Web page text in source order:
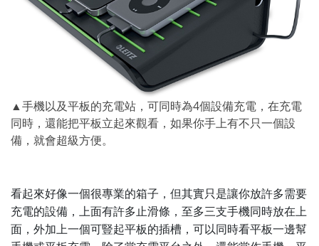
▲手機以及平板的充電站，可同時為4個設備充電，在充電
同時，還能把平板立起來觀看，如果你手上有不只一個設
備，就會超級方便。
看起來好像一個很專業的箱子，但其實只是讓你放許多需要
充電的設備，上面有許多止滑條，至多三支手機同時放在上
面，外加上一個可豎起平板的插槽，可以同時看平板一邊幫